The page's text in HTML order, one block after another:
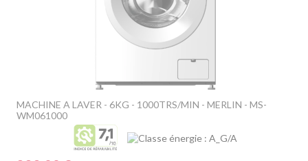
MACHINE A LAVER - 6KG - 1000TRS/MIN - MERLIN - MS-
WM061000